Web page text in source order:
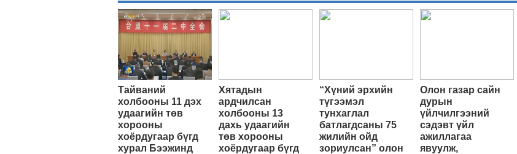
Тайваний
холбооны 11 дэх
удаагийн төв
хорооны
хоёрдугаар бүгд
хурал Бээжинд
Хятадын
ардчилсан
холбооны 13
дахь удаагийн
төв хорооны
хоёрдугаар бүгд
“Хүний эрхийн
түгээмэл
тунхаглал
батлагдсаны 75
жилийн ойд
зориулсан” олон
Олон газар сайн
дурын
үйлчилгээний
сэдэвт үйл
ажиллагаа
явуулж,